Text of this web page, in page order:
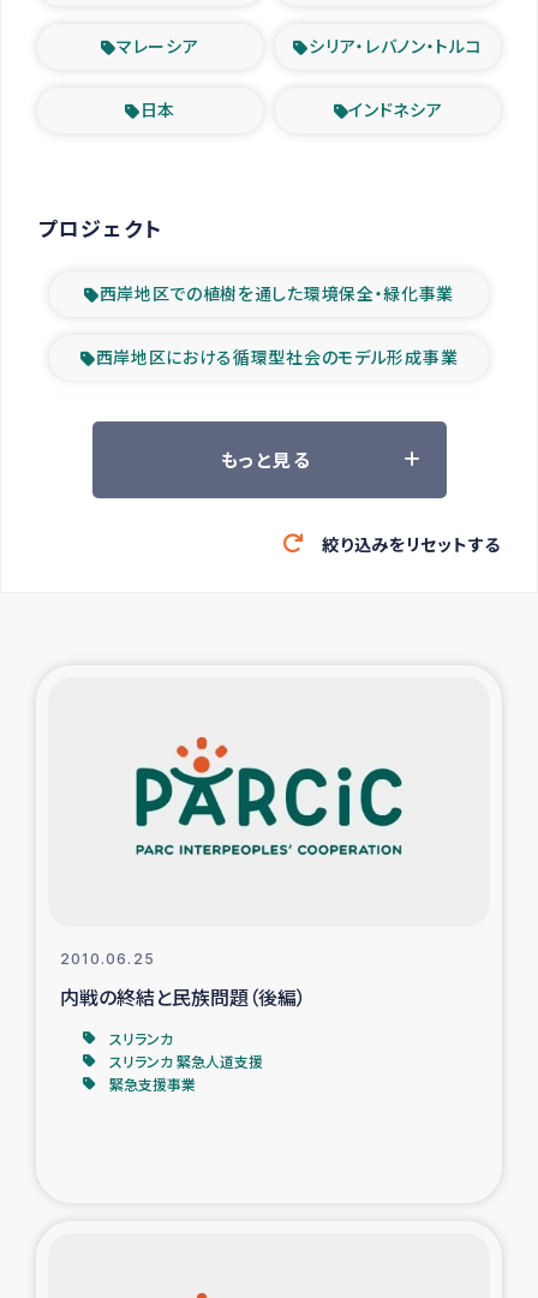
マレーシア シリア・レバノン・トルコ
日本 インドネシア
プロジェクト
西岸地区での植樹を通した環境保全・緑化事業
西岸地区における循環型社会のモデル形成事業
ツアー参加者の声
緊急救援の時代
大雨による洪水被災者支援
カカオ生産者支援事業
インドネシア中部 スラウェシの地震・津波被災者支援
スリランカ ムライティブ県帰還民の生活再建支援
もっと見る
絞り込みをリセットする
2010.06.25
内戦の終結と民族問題（後編）
スリランカ
スリランカ 緊急人道支援
緊急支援事業